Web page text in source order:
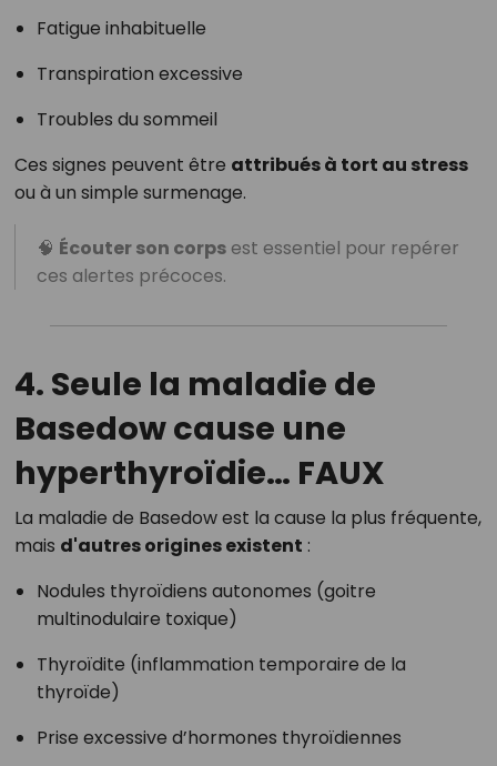
Fatigue inhabituelle
Transpiration excessive
Troubles du sommeil
Ces signes peuvent être attribués à tort au stress
ou à un simple surmenage.
🧠 Écouter son corpsest essentiel pour repérer
ces alertes précoces.
4. Seule la maladie de
Basedow cause une
hyperthyroïdie… FAUX
La maladie de Basedow est la cause la plus fréquente,
mais d'autres origines existent :
Nodules thyroïdiens autonomes (goitre
multinodulaire toxique)
Thyroïdite (inflammation temporaire de la
thyroïde)
Prise excessive d’hormones thyroïdiennes